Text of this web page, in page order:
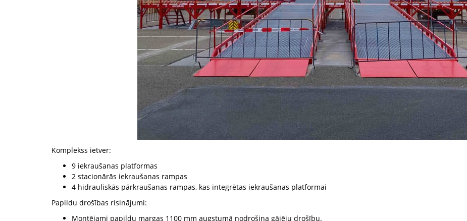
Komplekss ietver:
9 iekraušanas platformas
2 stacionārās iekraušanas rampas
4 hidrauliskās pārkraušanas rampas, kas integrētas iekraušanas platformai
Papildu drošības risinājumi:
Montējami papildu margas 1100 mm augstumā nodrošina gājēju drošību.